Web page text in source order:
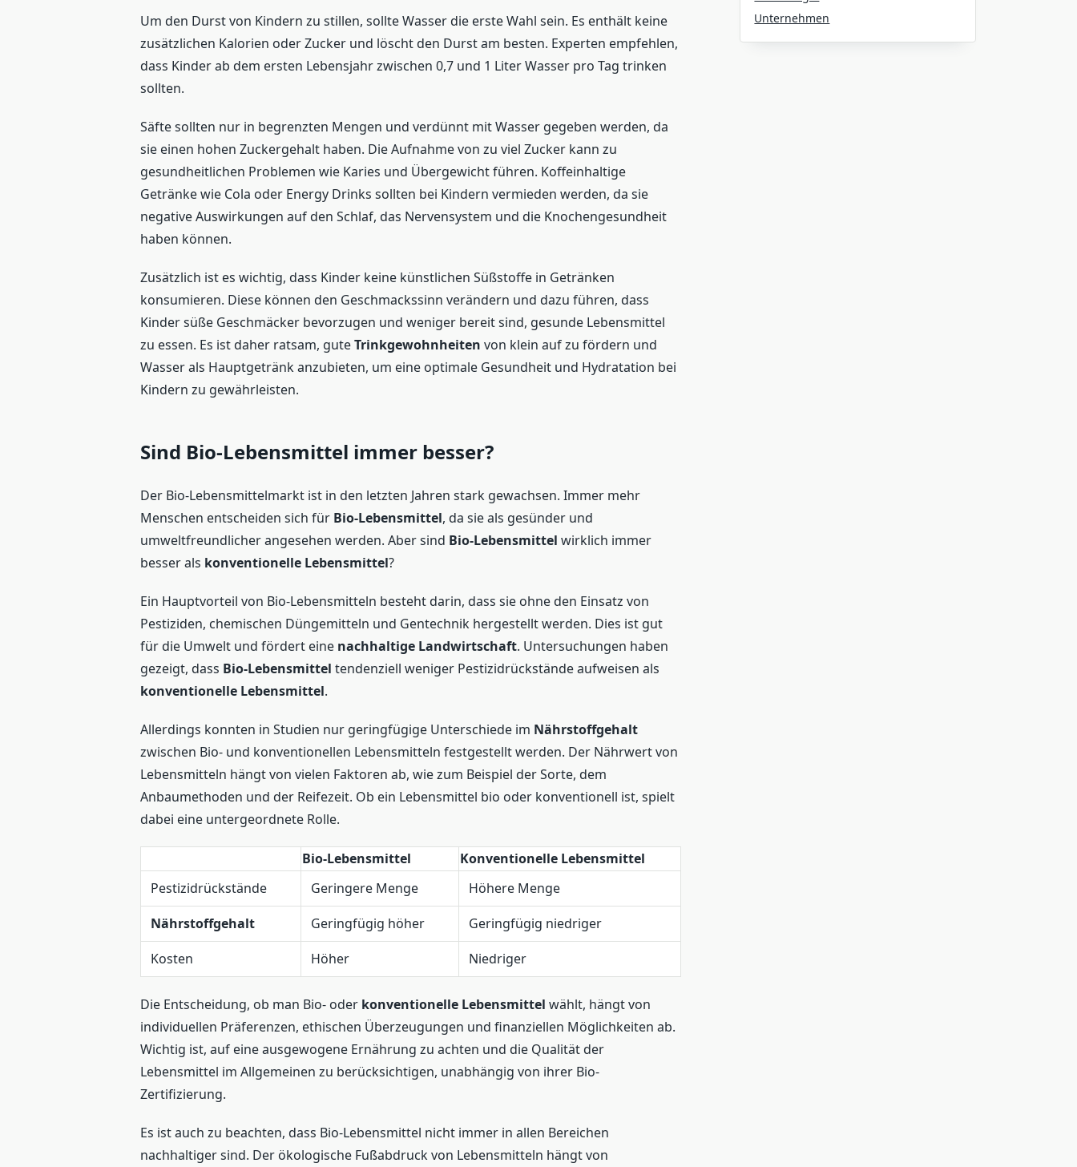
Um den Durst von Kindern zu stillen, sollte Wasser die erste Wahl sein. Es enthält keine
zusätzlichen Kalorien oder Zucker und löscht den Durst am besten. Experten empfehlen,
dass Kinder ab dem ersten Lebensjahr zwischen 0,7 und 1 Liter Wasser pro Tag trinken
sollten.
Säfte sollten nur in begrenzten Mengen und verdünnt mit Wasser gegeben werden, da
sie einen hohen Zuckergehalt haben. Die Aufnahme von zu viel Zucker kann zu
gesundheitlichen Problemen wie Karies und Übergewicht führen. Koffeinhaltige
Getränke wie Cola oder Energy Drinks sollten bei Kindern vermieden werden, da sie
negative Auswirkungen auf den Schlaf, das Nervensystem und die Knochengesundheit
haben können.
Zusätzlich ist es wichtig, dass Kinder keine künstlichen Süßstoffe in Getränken
konsumieren. Diese können den Geschmackssinn verändern und dazu führen, dass
Kinder süße Geschmäcker bevorzugen und weniger bereit sind, gesunde Lebensmittel
zu essen. Es ist daher ratsam, guteTrinkgewohnheiten von klein auf zu fördern und
Wasser als Hauptgetränk anzubieten, um eine optimale Gesundheit und Hydratation bei
Kindern zu gewährleisten.
Sind Bio-Lebensmittel immer besser?
Der Bio-Lebensmittelmarkt ist in den letzten Jahren stark gewachsen. Immer mehr
Menschen entscheiden sich für Bio-Lebensmittel, da sie als gesünder und
umweltfreundlicher angesehen werden. Aber sind Bio-Lebensmittel wirklich immer
besser als konventionelle Lebensmittel?
Ein Hauptvorteil von Bio-Lebensmitteln besteht darin, dass sie ohne den Einsatz von
Pestiziden, chemischen Düngemitteln und Gentechnik hergestellt werden. Dies ist gut
für die Umwelt und fördert eine nachhaltige Landwirtschaft. Untersuchungen haben
gezeigt, dass Bio-Lebensmittel tendenziell weniger Pestizidrückstände aufweisen als
konventionelle Lebensmittel.
Allerdings konnten in Studien nur geringfügige Unterschiede im Nährstoffgehalt
zwischen Bio- und konventionellen Lebensmitteln festgestellt werden. Der Nährwert von
Lebensmitteln hängt von vielen Faktoren ab, wie zum Beispiel der Sorte, dem
Anbaumethoden und der Reifezeit. Ob ein Lebensmittel bio oder konventionell ist, spielt
dabei eine untergeordnete Rolle.
Bio-Lebensmittel
Konventionelle Lebensmittel
Pestizidrückstände
Geringere Menge
Höhere Menge
Nährstoffgehalt
Geringfügig höher
Geringfügig niedriger
Kosten
Höher Niedriger
Die Entscheidung, ob man Bio- oder konventionelle Lebensmittel wählt, hängt von
individuellen Präferenzen, ethischen Überzeugungen und finanziellen Möglichkeiten ab.
Wichtig ist, auf eine ausgewogene Ernährung zu achten und die Qualität der
Lebensmittel im Allgemeinen zu berücksichtigen, unabhängig von ihrer Bio-
Zertifizierung.
Es ist auch zu beachten, dass Bio-Lebensmittel nicht immer in allen Bereichen
nachhaltiger sind. Der ökologische Fußabdruck von Lebensmitteln hängt von
Unternehmen